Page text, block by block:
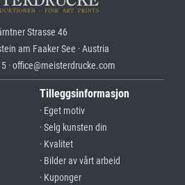
Strasse 46
am Faaker See · Austria
· office@meisterdrucke.com
Tilleggsinformasjon
· Eget motiv
· Selg kunsten din
· Kvalitet
· Bilder av vårt arbeid
· Kuponger